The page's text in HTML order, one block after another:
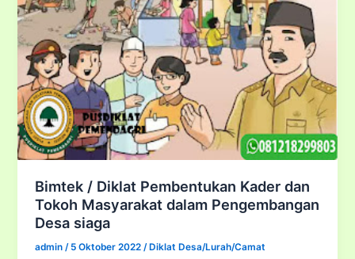
Bimtek / Diklat Pembentukan Kader dan
Tokoh Masyarakat dalam Pengembangan
Desa siaga
admin/ 5 Oktober 2022/ Diklat Desa/Lurah/Camat